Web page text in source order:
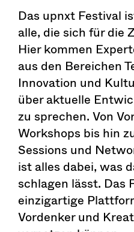
Das upnxt Festival
alle, die sich für die
Hier kommen
aus den Bereichen
Innovation und
über aktuelle
zu sprechen. Von
Workshops bis hin
Sessions und
ist alles dabei, was
schlagen lässt. Das
einzigartige
Vordenker und